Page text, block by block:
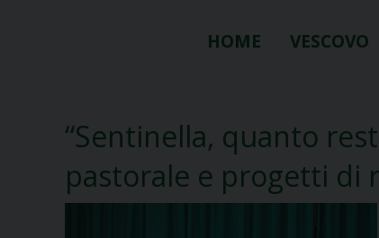
HOME VESCOVO
“Sentinella, quanto
pastorale e progetti di